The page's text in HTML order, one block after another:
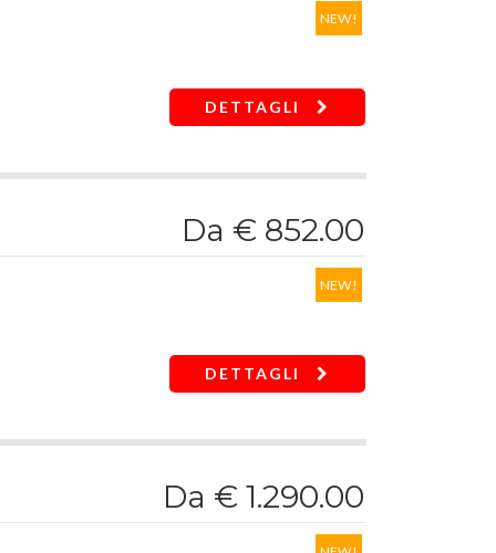
NEW!
DETTAGLI
Da € 852.00
NEW!
DETTAGLI
Da € 1.290.00